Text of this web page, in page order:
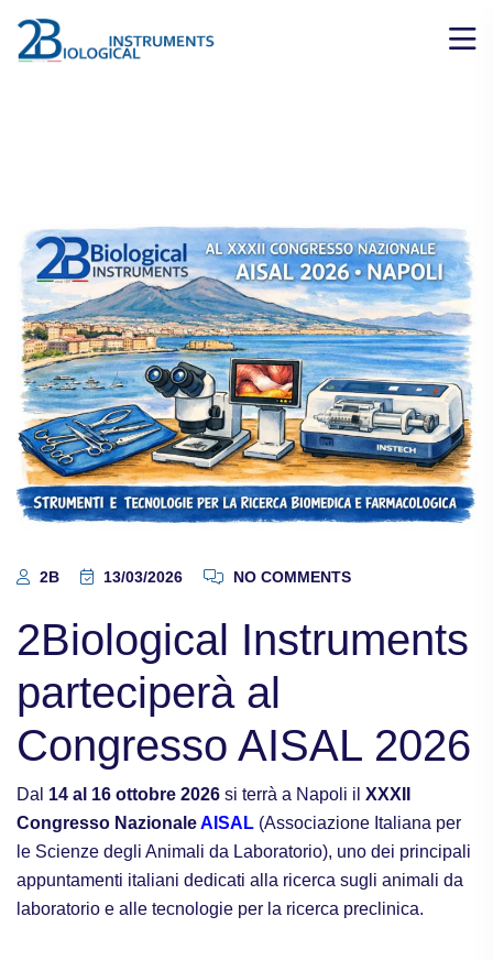
2B 13/03/2026 NO COMMENTS
2Biological Instruments
parteciperà al
Congresso AISAL 2026
Dal 14 al 16 ottobre 2026 si terrà a Napoli il XXXII
Congresso NazionaleAISAL (Associazione Italiana per
le Scienze degli Animali da Laboratorio), uno dei principali
appuntamenti italiani dedicati alla ricerca sugli animali da
laboratorio e alle tecnologie per la ricerca preclinica.